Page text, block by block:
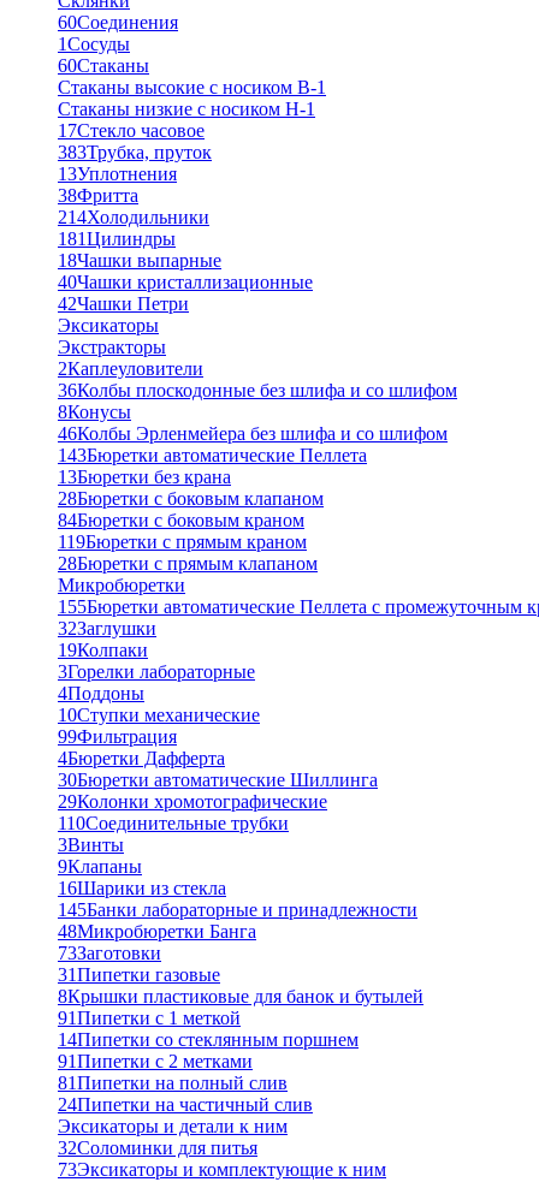
60Соединения
1Сосуды
60Стаканы
Стаканы высокие с носиком В-1
Стаканы низкие с носиком Н-1
17Стекло часовое
383Трубка, пруток
13Уплотнения
38Фритта
214Холодильники
181Цилиндры
18Чашки выпарные
40Чашки кристаллизационные
42Чашки Петри
Эксикаторы
Экстракторы
2Каплеуловители
36Колбы плоскодонные без шлифа и со шлифом
8Конусы
46Колбы Эрленмейера без шлифа и со шлифом
143Бюретки автоматические Пеллета
13Бюретки без крана
28Бюретки с боковым клапаном
84Бюретки с боковым краном
119Бюретки с прямым краном
28Бюретки с прямым клапаном
Микробюретки
155Бюретки автоматические Пеллета с промежуточным
32Заглушки
19Колпаки
3Горелки лабораторные
4Поддоны
10Ступки механические
99Фильтрация
4Бюретки Дафферта
30Бюретки автоматические Шиллинга
29Колонки хромотографические
110Соединительные трубки
3Винты
9Клапаны
16Шарики из стекла
145Банки лабораторные и принадлежности
48Микробюретки Банга
73Заготовки
31Пипетки газовые
8Крышки пластиковые для банок и бутылей
91Пипетки с 1 меткой
14Пипетки со стеклянным поршнем
91Пипетки с 2 метками
81Пипетки на полный слив
24Пипетки на частичный слив
Эксикаторы и детали к ним
32Соломинки для питья
73Эксикаторы и комплектующие к ним